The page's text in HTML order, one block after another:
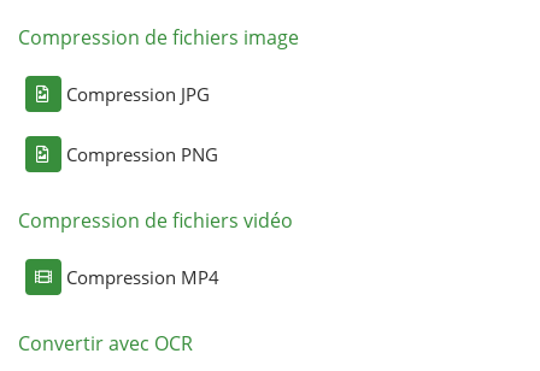
Compression de fichiers image
Compression JPG
Compression PNG
Compression de fichiers vidéo
Compression MP4
Convertir avec OCR